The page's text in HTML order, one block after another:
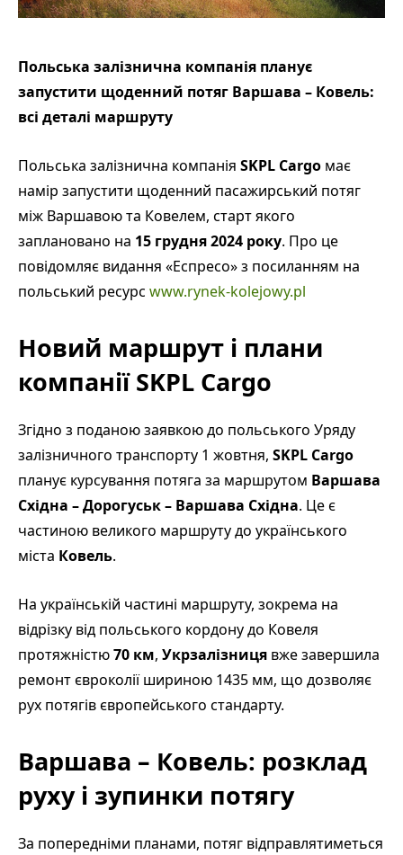
Польська залізнична компанія планує
запустити щоденний потяг Варшава – Ковель:
всі деталі маршруту
Польська залізнична компанія SKPL Cargo має
намір запустити щоденний пасажирський потяг
між Варшавою та Ковелем, старт якого
заплановано на 15 грудня 2024 року. Про це
повідомляє видання «Еспресо» з посиланням на
польський ресурс www.rynek-kolejowy.pl
Новий маршрут і плани
компанії SKPL Cargo
Згідно з поданою заявкою до польського Уряду
залізничного транспорту 1 жовтня, SKPL Cargo
планує курсування потяга за маршрутом Варшава
Східна – Дорогуськ – Варшава Східна. Це є
частиною великого маршруту до українського
міста Ковель.
На українській частині маршруту, зокрема на
відрізку від польського кордону до Ковеля
протяжністю70 км, Укрзалізниця вже завершила
ремонт євроколії шириною 1435 мм, що дозволяє
рух потягів європейського стандарту.
Варшава – Ковель: розклад
руху і зупинки потягу
За попередніми планами, потяг відправлятиметься